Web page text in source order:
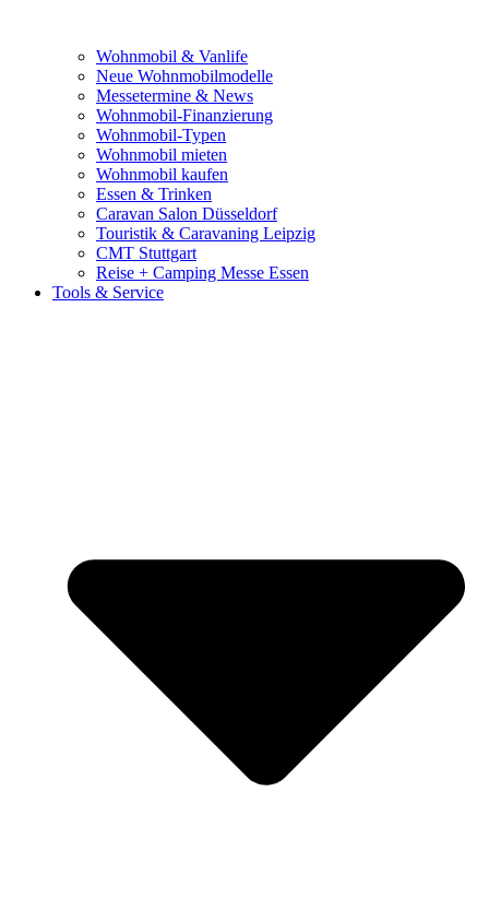
Wohnmobil & Vanlife
Neue Wohnmobilmodelle
Messetermine & News
Wohnmobil-Finanzierung
Wohnmobil-Typen
Wohnmobil mieten
Wohnmobil kaufen
Essen & Trinken
Caravan Salon Düsseldorf
Touristik & Caravaning Leipzig
CMT Stuttgart
Reise + Camping Messe Essen
Tools & Service